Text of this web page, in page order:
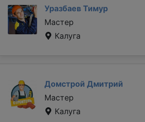
Уразбаев Тимур
Мастер
Калуга
Домстрой Дмитрий
Мастер
Калуга